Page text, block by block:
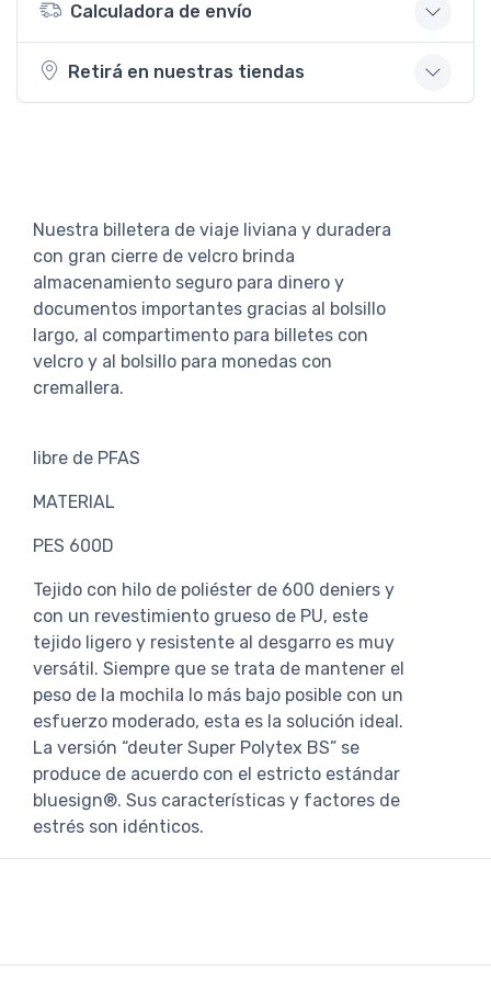
Calculadora de envío
Retirá en nuestras tiendas
Nuestra billetera de viaje liviana y duradera
con gran cierre de velcro brinda
almacenamiento seguro para dinero y
documentos importantes gracias al bolsillo
largo, al compartimento para billetes con
velcro y al bolsillo para monedas con
cremallera.
libre de PFAS
MATERIAL
PES 600D
Tejido con hilo de poliéster de 600 deniers y
con un revestimiento grueso de PU, este
tejido ligero y resistente al desgarro es muy
versátil. Siempre que se trata de mantener el
peso de la mochila lo más bajo posible con un
esfuerzo moderado, esta es la solución ideal.
La versión “deuter Super Polytex BS” se
produce de acuerdo con el estricto estándar
bluesign®. Sus características y factores de
estrés son idénticos.